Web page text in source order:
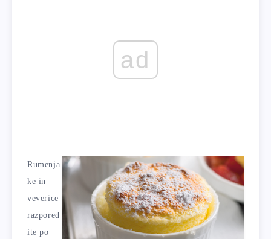
ad
Rumenja
ke in
veverice
razpored
ite po